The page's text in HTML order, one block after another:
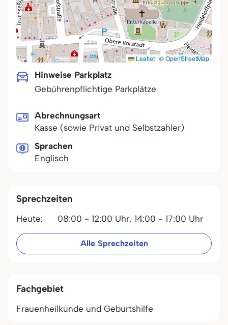
Leaflet | ©OpenStreetMap
Hinweise Parkplatz
Gebührenpflichtige Parkplätze
Abrechnungsart
Kasse (sowie Privat und Selbstzahler)
Sprachen
Englisch
Sprechzeiten
Heute: 08:00 - 12:00 Uhr, 14:00 - 17:00 Uhr
Alle Sprechzeiten
Fachgebiet
Frauenheilkunde und Geburtshilfe